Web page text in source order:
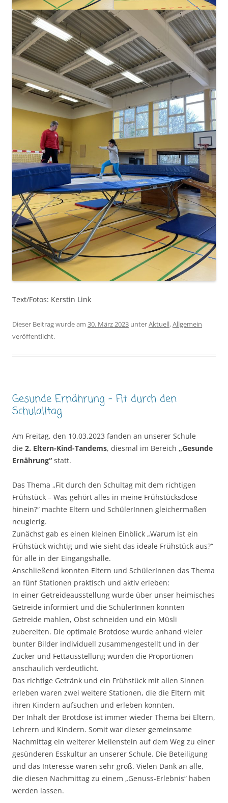
Text/Fotos: Kerstin Link
Dieser Beitrag wurde am 30. März 2023 unterAktuell,Allgemein
veröffentlicht.
Gesunde Ernährung – Fit durch den
Schulalltag
Am Freitag, den 10.03.2023 fanden an unserer Schule
die 2. Eltern-Kind-Tandems, diesmal im Bereich „Gesunde
Ernährung“ statt.
Das Thema „Fit durch den Schultag mit dem richtigen
Frühstück – Was gehört alles in meine Frühstücksdose
hinein?“ machte Eltern und SchülerInnen gleichermaßen
neugierig.
Zunächst gab es einen kleinen Einblick „Warum ist ein
Frühstück wichtig und wie sieht das ideale Frühstück aus?“
für alle in der Eingangshalle.
Anschließend konnten Eltern und SchülerInnen das Thema
an fünf Stationen praktisch und aktiv erleben:
In einer Getreideausstellung wurde über unser heimisches
Getreide informiert und die SchülerInnen konnten
Getreide mahlen, Obst schneiden und ein Müsli
zubereiten. Die optimale Brotdose wurde anhand vieler
bunter Bilder individuell zusammengestellt und in der
Zucker und Fettausstellung wurden die Proportionen
anschaulich verdeutlicht.
Das richtige Getränk und ein Frühstück mit allen Sinnen
erleben waren zwei weitere Stationen, die die Eltern mit
ihren Kindern aufsuchen und erleben konnten.
Der Inhalt der Brotdose ist immer wieder Thema bei Eltern,
Lehrern und Kindern. Somit war dieser gemeinsame
Nachmittag ein weiterer Meilenstein auf dem Weg zu einer
gesünderen Esskultur an unserer Schule. Die Beteiligung
und das Interesse waren sehr groß. Vielen Dank an alle,
die diesen Nachmittag zu einem „Genuss-Erlebnis“ haben
werden lassen.